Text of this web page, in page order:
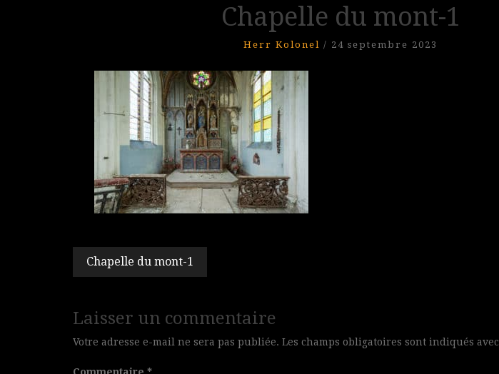
Chapelle du mont-1
Herr Kolonel / 24 septembre 2023
Navigation
de
l’article
Chapelle du mont-1
Laisser un commentaire
Votre adresse e-mail ne sera pas publiée. Les champs obligatoires sont indiqués avec